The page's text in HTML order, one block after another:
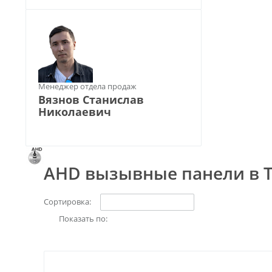
Менеджер отдела продаж
Вязнов Станислав
Николаевич
AHD вызывные панели в
Сортировка:
Показать по: